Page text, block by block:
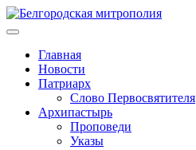
Главная
Новости
Патриарх
Слово Первосвятителя
Архипастырь
Проповеди
Указы